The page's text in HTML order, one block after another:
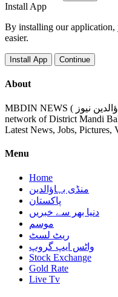
Install App
By installing our application,
easier.
Install App Continue
About
MBDIN NEWS ( منڈی بہاؤالدین نیوز ) is the largest media
network of District Mandi
Latest News, Jobs,
Menu
Home
منڈی بہاؤالدین
پاکستان
دنیا بھر سے خبریں
موسم
ریٹ لسٹ
واٹس ایپ گروپ
Stock Exchange
Gold Rate
Live Tv